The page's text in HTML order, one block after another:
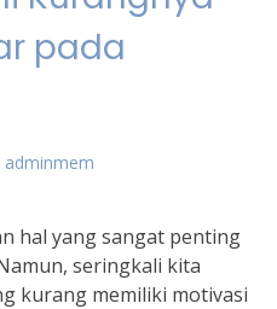
pada
adminmem
hal yang sangat penting
seringkali kita
kurang memiliki motivasi